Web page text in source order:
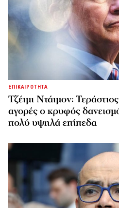
ΕΠΙΚΑΙΡΟΤΗΤΑ
Τζέιμι Ντάιμον:
αγορές ο κρυφός
πολύ υψηλά επίπεδα